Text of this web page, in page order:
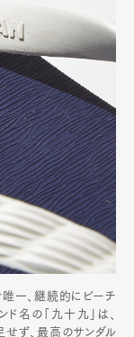
一、継続的にビーチ
名の「九十九」は、
せず、最高のサンダル